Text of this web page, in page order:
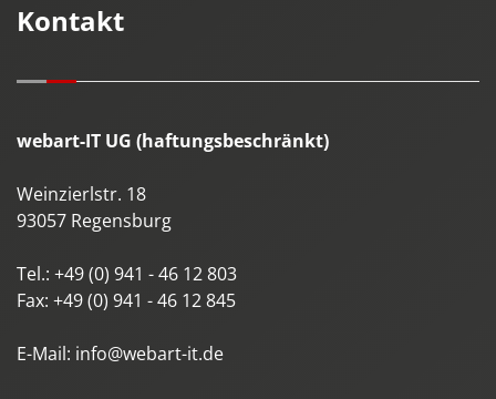
Kontakt
webart-IT UG (haftungsbeschränkt)
Weinzierlstr. 18
93057 Regensburg
Tel.: +49 (0) 941 - 46 12 803
Fax: +49 (0) 941 - 46 12 845
E-Mail: info@webart-it.de